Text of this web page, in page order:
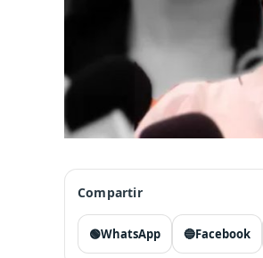
Compartir
🟢WhatsApp 🔵Facebook